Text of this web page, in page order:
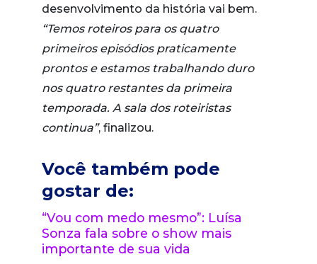
desenvolvimento da história vai bem.
“Temos roteiros para os quatro
primeiros episódios praticamente
prontos e estamos trabalhando duro
nos quatro restantes da primeira
temporada. A sala dos roteiristas
continua”, finalizou.
Você também pode
gostar de:
“Vou com medo mesmo”: Luísa
Sonza fala sobre o show mais
importante de sua vida